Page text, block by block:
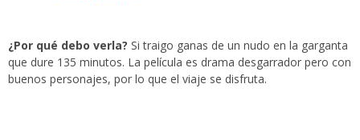
¿Por qué debo verla? Si traigo ganas de un nudo en la garganta
que dure 135 minutos. La película es drama desgarrador pero con
buenos personajes, por lo que el viaje se disfruta.